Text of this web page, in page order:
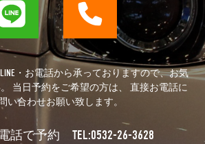
・お電話から承っておりますので、お気
当日予約をご希望の方は、 直接お電話に
い合わせお願い致します。
話で予約 TEL:0532-26-3628